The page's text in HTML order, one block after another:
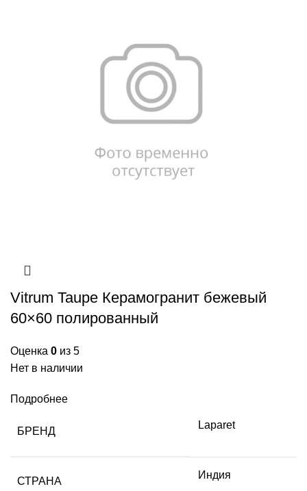
Vitrum Taupe Керамогранит бежевый
60×60 полированный
Оценка 0 из 5
Нет в наличии
Подробнее
БРЕНД
Laparet
СТРАНА
Индия